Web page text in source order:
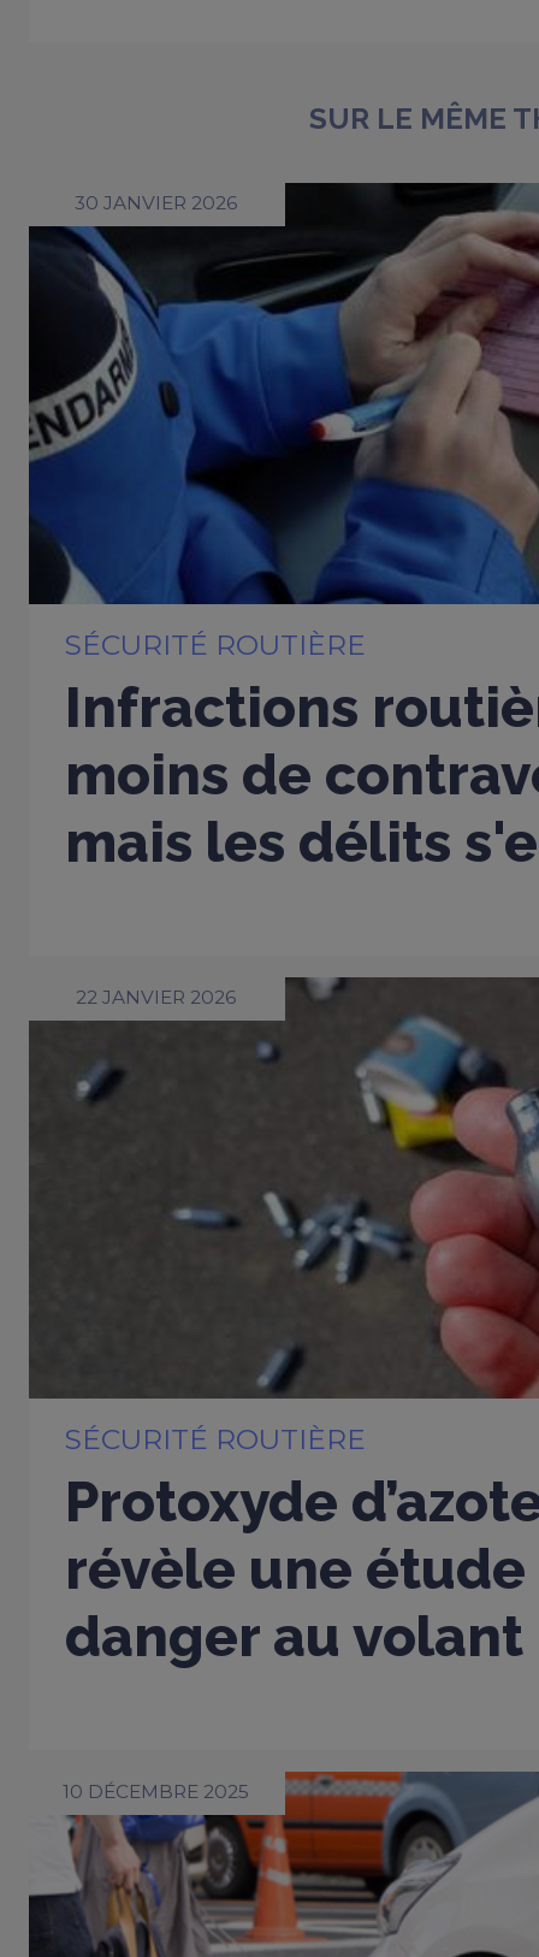
SUR LE MÊME
30 JANVIER 2026
SÉCURITÉ ROUTIÈRE
Infractions
moins de
mais les délits
22 JANVIER 2026
SÉCURITÉ ROUTIÈRE
Protoxyde
révèle une étude
danger au volant
10 DÉCEMBRE 2025